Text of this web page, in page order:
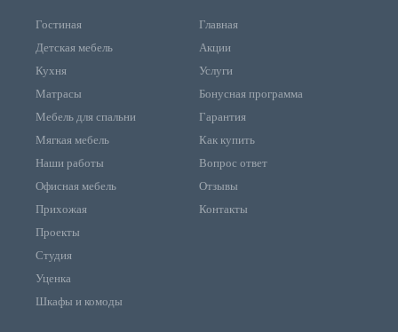
Гостиная
Детская мебель
Кухня
Матрасы
Мебель для спальни
Мягкая мебель
Наши работы
Офисная мебель
Прихожая
Проекты
Студия
Уценка
Шкафы и комоды
Главная
Акции
Услуги
Бонусная программа
Гарантия
Как купить
Вопрос ответ
Отзывы
Контакты